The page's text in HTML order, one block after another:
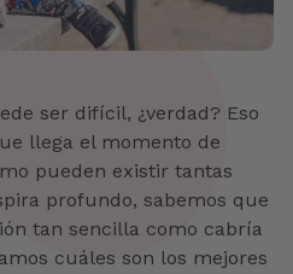
ser difícil, ¿verdad? Eso
llega el momento de
pueden existir tantas
profundo, sabemos que
tan sencilla como cabría
cuáles son los mejores